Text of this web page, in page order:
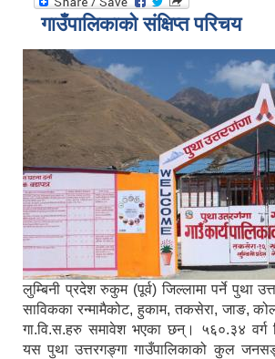
गाउँपालिकाको संक्षिप्त परिचय
लुम्बिनी प्रदेश रुकुम (पूर्व) जिल्लामा पर्ने पुथा
साविकका रन्मामैकोट, हुकाम, तकसेरा, जाङ,
गा.वि.स.हरु समावेश भएका छन्। ५६०.३४ वर्ग
यस पुथा उत्तरगङ्गा गाउँपालिकाको कुल